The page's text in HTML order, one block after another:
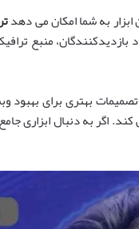
به شما امکان می دهد
بازدیدکنندگان، منبع
بهتری برای بهبود
اگر به دنبال ابزاری